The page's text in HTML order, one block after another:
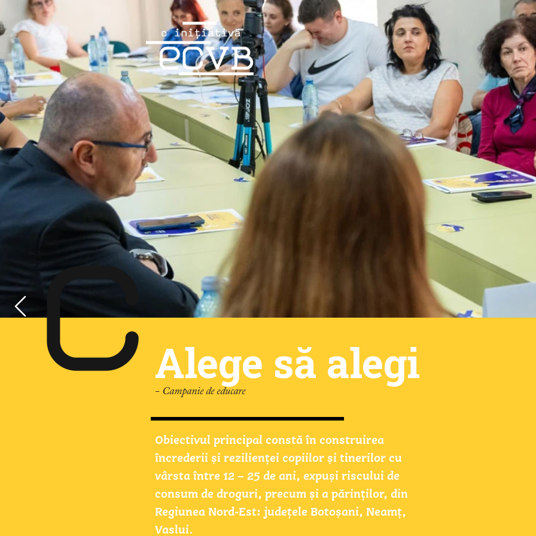
Bărbați pe
- Festival Urban
Un nou festival? Poate.
Un nou concept? Poate.
Dar, în fapt, tot o stradă, tot o bucurie, tot arta,
tot pasiuni, tot ...Suntem la fel!
Alege să alegi
- Campanie de educare
Obiectivul principal constă în construirea
încrederii și rezilienței copiilor și tinerilor cu
vârsta între 12 – 25 de ani, expuși riscului de
consum de droguri, precum și a părinților, din
Regiunea Nord-Est: județele Botoșani, Neamț,
Vaslui.